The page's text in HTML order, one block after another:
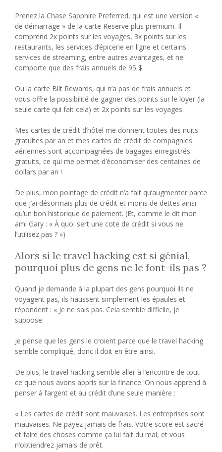
Prenez la Chase Sapphire Preferred, qui est une version «
de démarrage » de la carte Reserve plus premium. Il
comprend 2x points sur les voyages, 3x points sur les
restaurants, les services d’épicerie en ligne et certains
services de streaming, entre autres avantages, et ne
comporte que des frais annuels de 95 $.
Ou la carte Bilt Rewards, qui n’a pas de frais annuels et
vous offre la possibilité de gagner des points sur le loyer (la
seule carte qui fait cela) et 2x points sur les voyages.
Mes cartes de crédit d’hôtel me donnent toutes des nuits
gratuites par an et mes cartes de crédit de compagnies
aériennes sont accompagnées de bagages enregistrés
gratuits, ce qui me permet d’économiser des centaines de
dollars par an !
De plus, mon pointage de crédit n’a fait qu’augmenter parce
que j’ai désormais plus de crédit et moins de dettes ainsi
qu’un bon historique de paiement. (Et, comme le dit mon
ami Gary : « À quoi sert une cote de crédit si vous ne
l’utilisez pas ? »)
Alors si le travel hacking est si génial,
pourquoi plus de gens ne le font-ils pas ?
Quand je demande à la plupart des gens pourquoi ils ne
voyagent pas, ils haussent simplement les épaules et
répondent : « Je ne sais pas. Cela semble difficile, je
suppose.
Je pense que les gens le croient parce que le travel hacking
semble compliqué, donc il doit en être ainsi.
De plus, le travel hacking semble aller à l’encontre de tout
ce que nous avons appris sur la finance. On nous apprend à
penser à l’argent et au crédit d’une seule manière :
« Les cartes de crédit sont mauvaises. Les entreprises sont
mauvaises. Ne payez jamais de frais. Votre score est sacré
et faire des choses comme ça lui fait du mal, et vous
n’obtiendrez jamais de prêt.